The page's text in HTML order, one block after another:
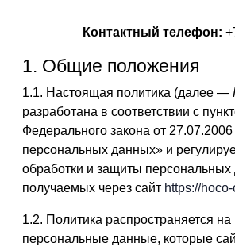
Контактный телефон:
1. Общие положения
1.1. Настоящая политика (далее —
разработана в соответствии с
Федерального закона от
персональных данных» и
обработки и защиты
получаемых через сайт https://
1.2. Политика распространяется на
персональные данные, которые